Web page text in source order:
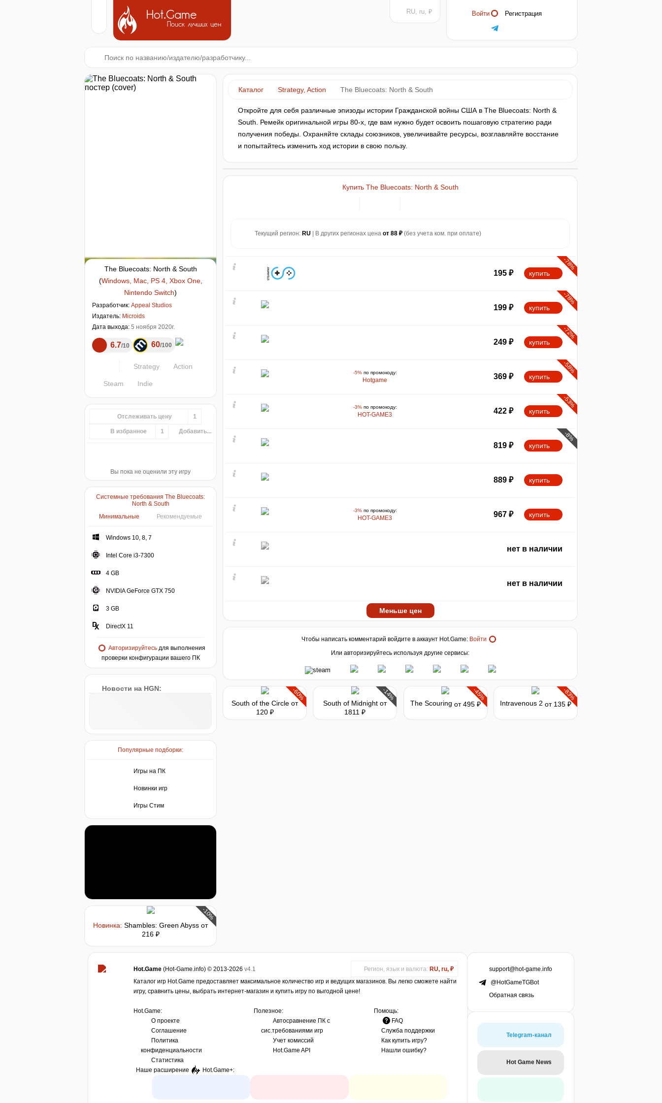
Hot.Game
Поиск лучших цен
Войти Регистрация
RU, ru, ₽
The Bluecoats: North & South
(Windows, Mac, PS 4, Xbox One,
Nintendo Switch)
Разработчик: Appeal Studios
Издатель: Microids
Дата выхода: 5 ноября 2020г.
6.7 10 60 100
Strategy Action
Steam Indie
Отслеживать цену 1
В избранное 1 Добавить...
Вы пока не оценили эту игру
Системные требования The Bluecoats:
North & South
Минимальные
Рекомендуемые
Windows 10, 8, 7
Intel Core i3-7300
4 GB
NVIDIA GeForce GTX 750
3 GB
DirectX 11
Авторизируйтесьдля выполнения
проверки конфигурации вашего ПК
Новости на HGN:
Популярные подборки:
Игры на ПК
Новинки игр
Игры Стим
-10%
Новинка: Shambles: Green Abyss от
216 ₽
Каталог Strategy, Action The Bluecoats: North & South
Откройте для себя различные эпизоды истории Гражданской войны США в The Bluecoats: North &
South. Ремейк оригинальной игры 80-х, где вам нужно будет освоить пошаговую стратегию ради
получения победы. Охраняйте склады союзников, увеличивайте ресурсы, возглавляйте восстание
и попытайтесь изменить ход истории в свою пользу.
Купить The Bluecoats: North & South
Текущий регион: RU | В других регионах цена от 88 ₽ (без учета ком. при оплате)
-78%
195 ₽ купить
-78%
199 ₽ купить
-72%
249 ₽ купить
-5%по промокоду:
Hotgame
-58%
369 ₽ купить
-3%по промокоду:
HOT-GAME3
-53%
422 ₽ купить
-8%
819 ₽ купить
889 ₽ купить
-3%по промокоду:
HOT-GAME3 967 ₽ купить
нет в наличии
нет в наличии
Меньше цен
Чтобы написать комментарий войдите в аккаунт Hot.Game: Войти
Или авторизируйтесь используя другие сервисы:
-60%
South of the Circle от
120 ₽
-14%
South of Midnight от
1811 ₽
-45%
The Scouring от 495 ₽
-83%
Intravenous 2 от 135 ₽
Hot.Game (Hot-Game.info) © 2013-2026 v4.1 Регион, язык и валюта: RU, ru, ₽
Каталог игр Hot.Game предоставляет максимальное количество игр и ведущих магазинов. Вы легко сможете найти
игру, сравнить цены, выбрать интернет-магазин и купить игру по выгодной цене!
Hot.Game:
О проекте
Соглашение
Политика
конфиденциальности
Статистика
Полезное:
Автосравнение ПК с
сис.требованиями игр
Учет комиссий
Hot.Game API
Помощь:
FAQ
Служба поддержки
Как купить игру?
Нашли ошибку?
Наше расширение Hot.Game+:
support@hot-game.info
@HotGameTGBot
Обратная связь
Telegram-канал
Hot Game News